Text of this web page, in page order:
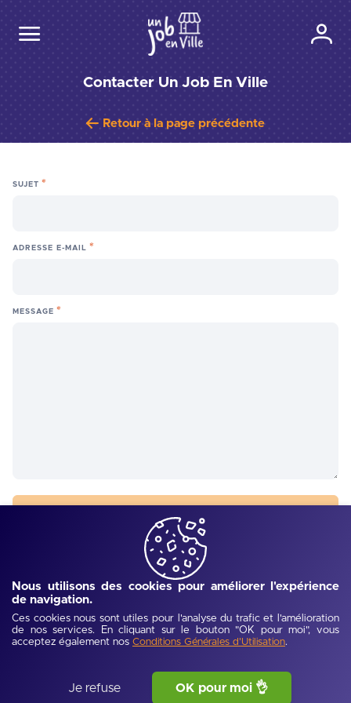
Nous utilisons des cookies pour améliorer l'expérience
de navigation.
Ces cookies nous sont utiles pour l'analyse du trafic et l'amélioration
de nos services. En cliquant sur le bouton "OK pour moi", vous
acceptez également nos Conditions Générales d'Utilisation.
Je refuse OK pour moi 👌
Contacter Un Job En Ville
Retour à la page précédente
SUJET
ADRESSE E-MAIL
MESSAGE